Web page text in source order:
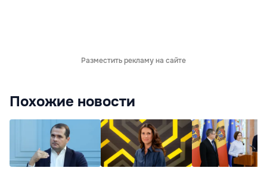
Разместить рекламу на сайте
Похожие новости